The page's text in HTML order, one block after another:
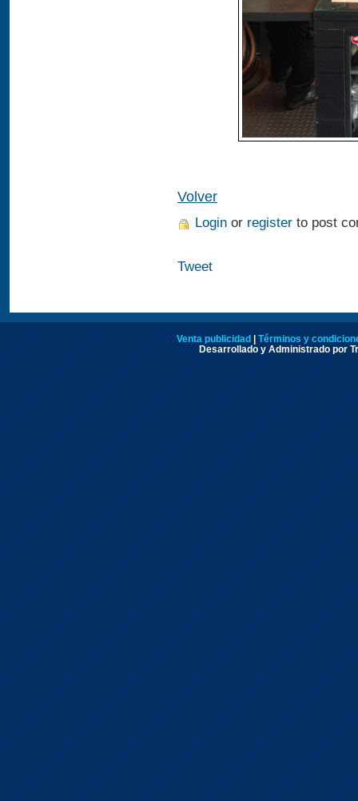
Volver
Login or register to post
Tweet
Venta publicidad | Términos y
Desarrollado y Administrado por